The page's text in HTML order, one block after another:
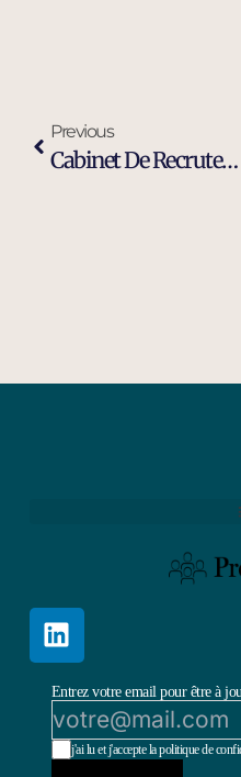
Previous
Cabinet De Recrutement Cadres Et Dirigeants À Pertuis
Entrez votre email pour être à
j'ai lu et j'accepte la politique de